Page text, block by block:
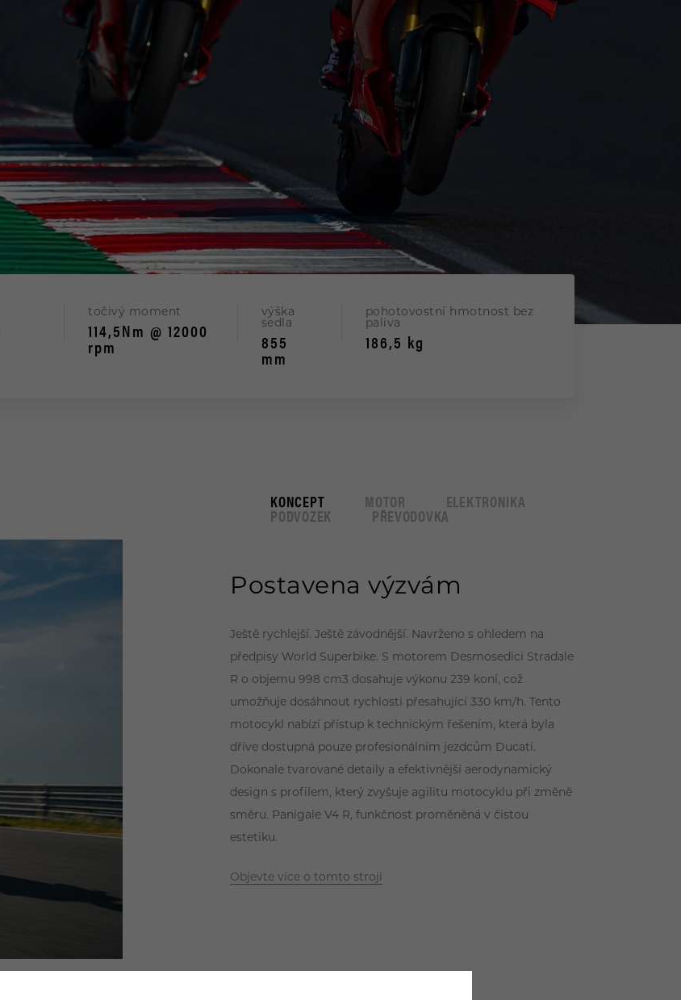
točivý moment
114,5Nm @ 12000
rpm
výška
sedla
855
mm
pohotovostní hmotnost bez
paliva
186,5 kg
KONCEPT MOTOR ELEKTRONIKA
PODVOZEK PŘEVODOVKA
Postavena výzvám
Ještě rychlejší. Ještě závodnější. Navrženo s ohledem na
předpisy World Superbike. S motorem Desmosedici Stradale
R o objemu 998 cm3 dosahuje výkonu 239 koní, což
umožňuje dosáhnout rychlosti přesahující 330 km/h. Tento
motocykl nabízí přístup k technickým řešením, která byla
dříve dostupná pouze profesionálním jezdcům Ducati.
Dokonale tvarované detaily a efektivnější aerodynamický
design s profilem, který zvyšuje agilitu motocyklu při změně
směru. Panigale V4 R, funkčnost proměněná v čistou
estetiku.
Objevte více o tomto stroji